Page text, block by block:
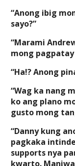
“Anong ibig
sayo?”
“Marami
mong pagpatay
“Ha!? Anong
“Wag ka nang
ko ang plano
gusto mong
“Danny kung
pagkaka
supports nya
kwarto.